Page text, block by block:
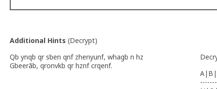
Additional Hints (Decrypt)
Qb ynqb qr sben qnf zhenyunf, whagb n hz
Gbeerãb, qronvkb qr hznf crqenf.